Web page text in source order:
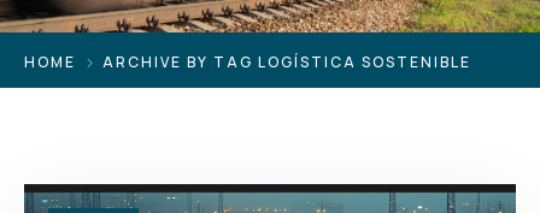
HOME ARCHIVE BY TAG LOGÍSTICA SOSTENIBLE